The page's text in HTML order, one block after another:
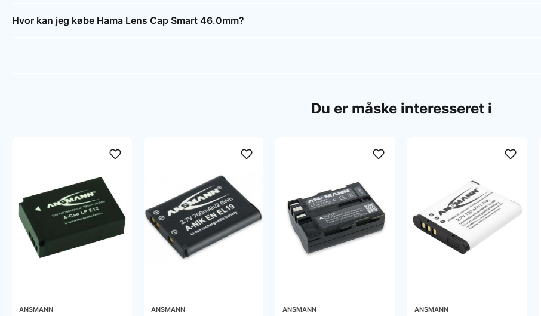
Hvor kan jeg købe Hama Lens Cap Smart 46.0mm?
Du er måske interesseret i
ANSMANN ANSMANN ANSMANN ANSMANN